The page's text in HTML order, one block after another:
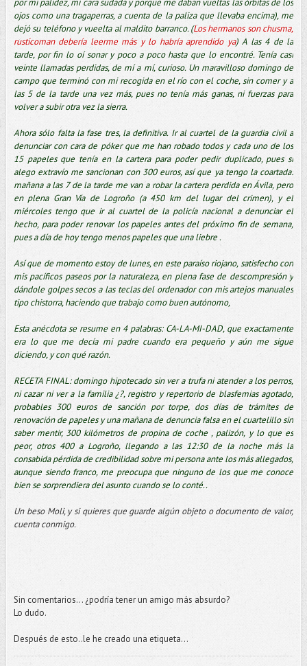
por mi palidez, mi cara sudada y porque me daban vueltas las órbitas de los
ojos como una tragaperras, a cuenta de la paliza que llevaba encima), me
dejó su teléfono y vueelta al maldito barranco. (Los hermanos son chusma,
rusticoman debería leerme más y lo habría aprendido ya) A las 4 de la
tarde, por fin lo oí sonar y poco a poco hasta que lo encontré. Tenía casi
veinte llamadas perdidas, de mí a mí, curioso. Un maravilloso domingo de
campo que terminó con mi recogida en el río con el coche, sin comer y a
las 5 de la tarde una vez más, pues no tenía más ganas, ni fuerzas para
volver a subir otra vez la sierra.
Ahora sólo falta la fase tres, la definitiva. Ir al cuartel de la guardia civil a
denunciar con cara de póker que me han robado todos y cada uno de los
15 papeles que tenía en la cartera para poder pedir duplicado, pues si
alego extravío me sancionan con 300 euros, así que ya tengo la coartada:
mañana a las 7 de la tarde me van a robar la cartera perdida en Ávila, pero
en plena Gran Vía de Logroño (a 450 km del lugar del crimen), y el
miércoles tengo que ir al cuartel de la policía nacional a denunciar el
hecho, para poder renovar los papeles antes del próximo fin de semana,
pues a día de hoy tengo menos papeles que una liebre .
Así que de momento estoy de lunes, en este paraíso riojano, satisfecho con
mis pacíficos paseos por la naturaleza, en plena fase de descompresión y
dándole golpes secos a las teclas del ordenador con mis artejos manuales
tipo chistorra, haciendo que trabajo como buen autónomo,
Esta anécdota se resume en 4 palabras: CA-LA-MI-DAD, que exactamente
era lo que me decía mi padre cuando era pequeño y aún me sigue
diciendo, y con qué razón.
RECETA FINAL: domingo hipotecado sin ver a trufa ni atender a los perros,
ni cazar ni ver a la familia ¿?, registro y repertorio de blasfemias agotado,
probables 300 euros de sanción por torpe, dos días de trámites de
renovación de papeles y una mañana de denuncia falsa en el cuartelillo sin
saber mentir, 300 kilómetros de propina de coche , palizón, y lo que es
peor, otros 400 a Logroño, llegando a las 12:30 de la noche más la
consabida pérdida de credibilidad sobre mi persona ante los más allegados,
aunque siendo franco, me preocupa que ninguno de los que me conoce
bien se sorprendiera del asunto cuando se lo conté..
Un beso Moli, y si quieres que guarde algún objeto o documento de valor,
cuenta conmigo.
Sin comentarios... ¿podría tener un amigo más absurdo?
Lo dudo.
Después de esto..le he creado una etiqueta...